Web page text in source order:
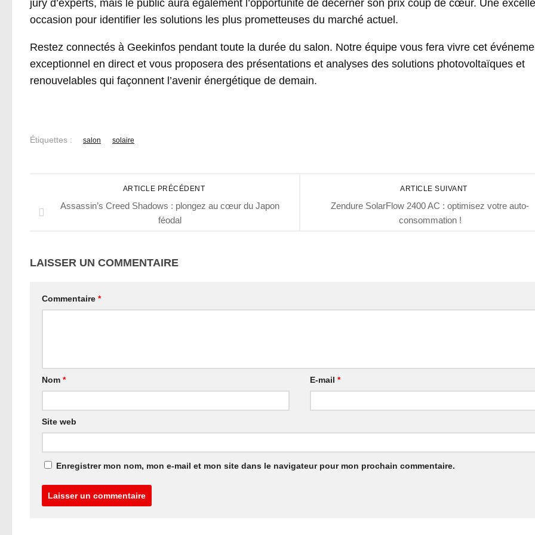
jury d’experts, mais le public aura également l’opportunité de décerner son prix coup de cœur. Une
occasion pour identifier les solutions les plus prometteuses du marché actuel.
Restez connectés à Geekinfos pendant toute la durée du salon. Notre équipe vous fera vivre cet
exceptionnel en direct et vous proposera des présentations et analyses des solutions photovoltaïques et
renouvelables qui façonnent l’avenir énergétique de demain.
Étiquettes : salon solaire
ARTICLE SUIVANT
Zendure SolarFlow 2400 AC : optimisez votre auto-
consommation !
ARTICLE PRÉCÉDENT
Assassin’s Creed Shadows : plongez au cœur du Japon
féodal
LAISSER UN COMMENTAIRE
Commentaire *
Nom * E-mail*
Site web
Enregistrer mon nom, mon e-mail et mon site dans le navigateur pour mon prochain commentaire.